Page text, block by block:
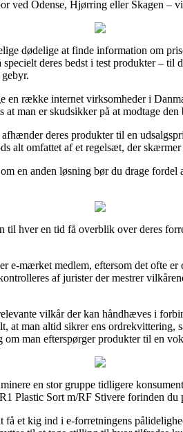
ved Odense, Hjørring eller Skagen –
dødelige at finde information om
deres bedst i test produkter –
en række internet virksomheder i
man er skudsikker på at modtage den
deres produkter til en
alt omfattet af et regelsæt, der
en anden løsning bør du drage
til hver en tid få overblik over deres
e-mærket medlem, eftersom det ofte
af jurister der mestrer
vilkår der kan håndhæves i
at man altid sikrer ens
man efterspørger produkter til en
en stor gruppe tidligere
Plastic Sort m/RF Stivere forinden du
et kig ind i e-forretningens